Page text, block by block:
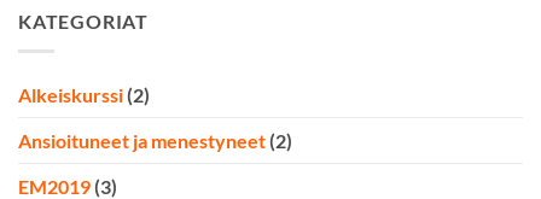
KATEGORIAT
Alkeiskurssi (2)
Ansioituneet ja menestyneet (2)
EM2019 (3)